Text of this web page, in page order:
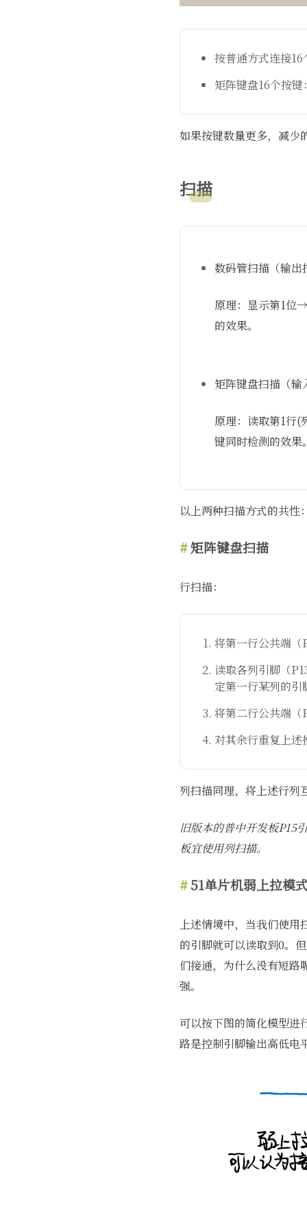
按普通方式连接
矩阵键盘16个按
如果按键数量更多，减少
扫描
数码管扫描（输出
原理：显示第1位
的效果。
矩阵键盘扫描（输
原理：读取第1
键同时检测的效果
以上两种扫描方式的共性
矩阵键盘扫描
行扫描：
将第一行公共端（
读取各列引脚（
定第一行某列的引
将第二行公共端（
对其余行重复上
列扫描同理，将上述行列
旧版本的普中开发板P15
板宜使用列扫描。
51单片机弱上拉模
上述情境中，当我们使
的引脚就可以读取到0。
们接通，为什么没有短路
强。
可以按下图的简化模型进
路是控制引脚输出高低电